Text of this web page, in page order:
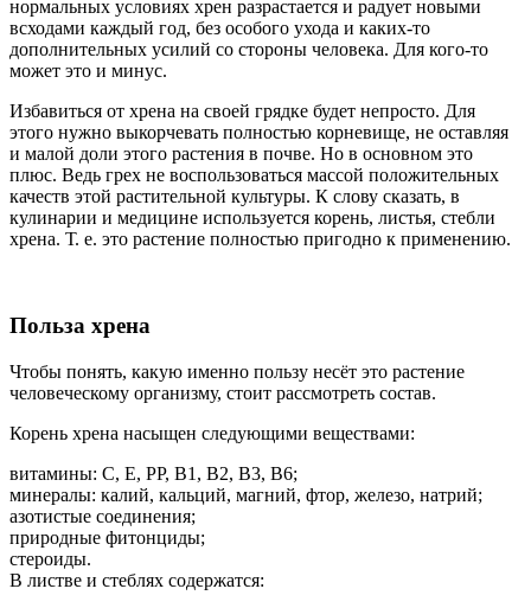
нормальных условиях хрен разрастается и радует новыми
всходами каждый год, без особого ухода и каких-то
дополнительных усилий со стороны человека. Для кого-то
может это и минус.
Избавиться от хрена на своей грядке будет непросто. Для
этого нужно выкорчевать полностью корневище, не оставляя
и малой доли этого растения в почве. Но в основном это
плюс. Ведь грех не воспользоваться массой положительных
качеств этой растительной культуры. К слову сказать, в
кулинарии и медицине используется корень, листья, стебли
хрена. Т. е. это растение полностью пригодно к применению.
Польза хрена
Чтобы понять, какую именно пользу несёт это растение
человеческому организму, стоит рассмотреть состав.
Корень хрена насыщен следующими веществами:
витамины: С, Е, РР, В1, В2, В3, В6;
минералы: калий, кальций, магний, фтор, железо, натрий;
азотистые соединения;
природные фитонциды;
стероиды.
В листве и стеблях содержатся: